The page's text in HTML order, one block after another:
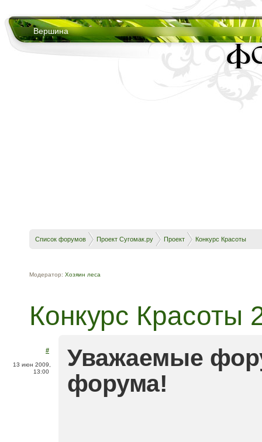
Вершина
Список форумов Проект Сугомак.ру Проект Конкурс Красоты
Модератор: Хозяин леса
Конкурс Красоты
#
13 июн 2009,
13:00
Уважаемые
форума!